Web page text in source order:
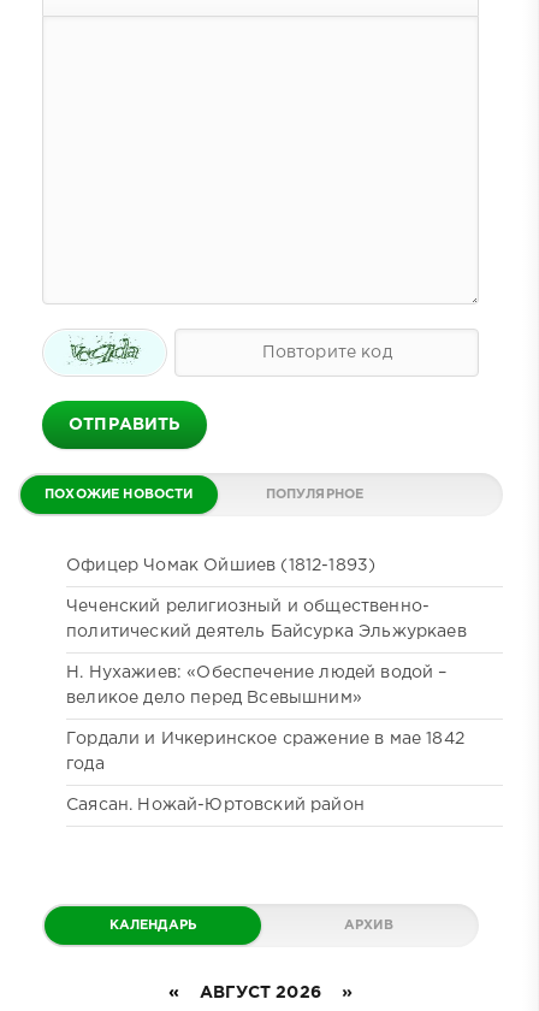
ОТПРАВИТЬ
ПОХОЖИЕ НОВОСТИ ПОПУЛЯРНОЕ
Офицер Чомак Ойшиев (1812-1893)
Чеченский религиозный и общественно-
политический деятель Байсурка Эльжуркаев
Н. Нухажиев: «Обеспечение людей водой –
великое дело перед Всевышним»
Гордали и Ичкеринское сражение в мае 1842
года
Саясан. Ножай-Юртовский район
КАЛЕНДАРЬ АРХИВ
« АВГУСТ 2026 »